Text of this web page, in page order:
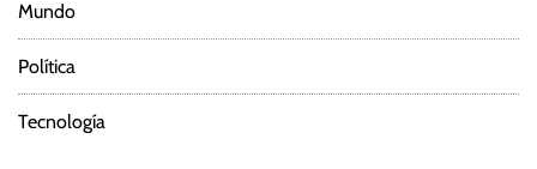
Mundo
Política
Tecnología